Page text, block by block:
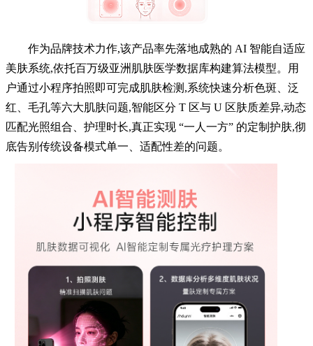
作为品牌技术力作,该产品率先落地成熟的 AI 智能自适应
美肤系统,依托百万级亚洲肌肤医学数据库构建算法模型。用
户通过小程序拍照即可完成肌肤检测,系统快速分析色斑、泛
红、毛孔等六大肌肤问题,智能区分 T 区与 U 区肤质差异,动态
匹配光照组合、护理时长,真正实现 “一人一方” 的定制护肤,彻
底告别传统设备模式单一、适配性差的问题。